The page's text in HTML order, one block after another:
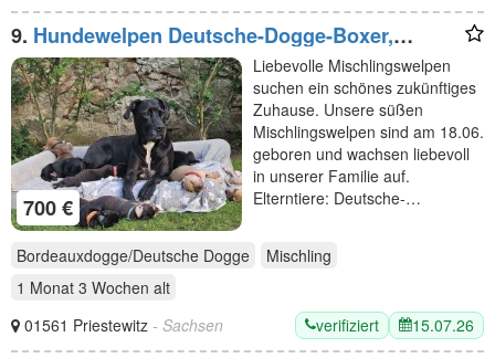
9. Hundewelpen Deutsche-Dogge-Boxer,
Bordeauxdogge-Viszla-Mischling
700 €
Liebevolle Mischlingswelpen
suchen ein schönes zukünftiges
Zuhause. Unsere süßen
Mischlingswelpen sind am 18.06.
geboren und wachsen liebevoll
in unserer Familie auf.
Elterntiere: Deutsche-…
Bordeauxdogge/Deutsche Dogge
Mischling
1 Monat 3 Wochen alt
01561 Priestewitz - Sachsen verifiziert 15.07.26